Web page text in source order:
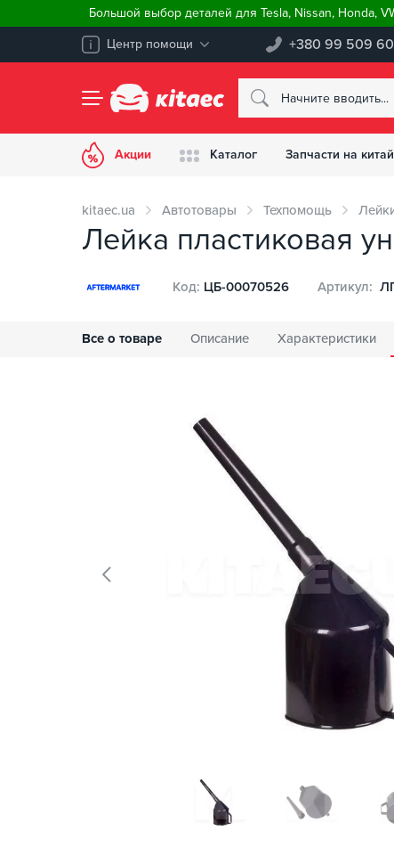
Большой выбор деталей для Tesla, Nissan, Honda,
Центр помощи +380 99 509
Акции Каталог Запчасти на
kitaec.ua Автотовары Техпомощь
Лейка пластиковая
Все о товаре Описание Характеристики
Код: ЦБ-00070526 Артикул: